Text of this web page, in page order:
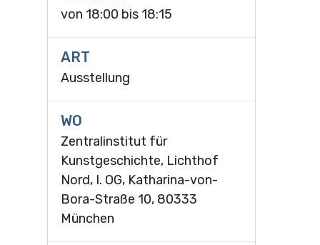
von 18:00 bis 18:15
ART
Ausstellung
WO
Zentralinstitut für
Kunstgeschichte, Lichthof
Nord, I. OG, Katharina-von-
Bora-Straße 10, 80333
München